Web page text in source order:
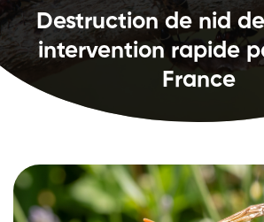
Destruction de nid
intervention rapide
France